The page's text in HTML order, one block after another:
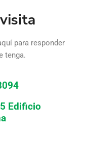
para responder
tenga.
Edificio